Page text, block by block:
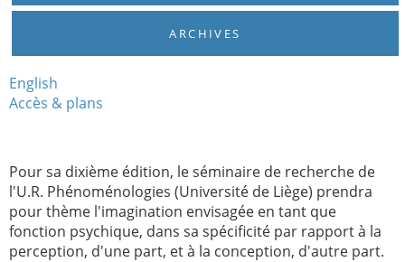
ARCHIVES
English
Accès & plans
Pour sa dixième édition, le séminaire de recherche de
l'U.R. Phénoménologies (Université de Liège) prendra
pour thème l'imagination envisagée en tant que
fonction psychique, dans sa spécificité par rapport à la
perception, d'une part, et à la conception, d'autre part.